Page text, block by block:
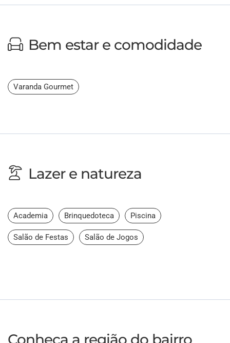
Bem estar e comodidade
Varanda Gourmet
Lazer e natureza
Academia Brinquedoteca Piscina
Salão de Festas Salão de Jogos
Conheça a região do bairro